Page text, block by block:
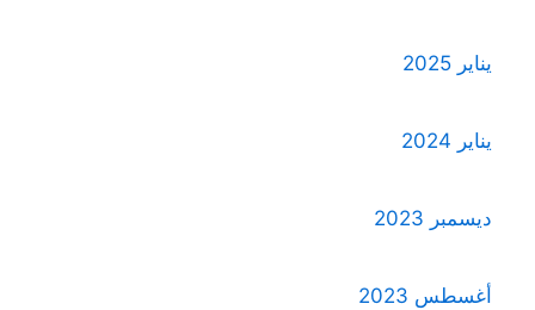
يناير 2025
يناير 2024
ديسمبر 2023
أغسطس 2023